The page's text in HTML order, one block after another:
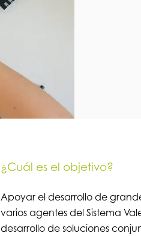
¿Cuál es el objetivo?
Apoyar el desarrollo de
varios agentes del Sistema
desarrollo de soluciones